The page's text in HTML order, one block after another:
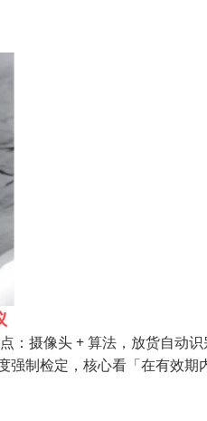
：摄像头 + 算法，放货自动
制检定，核心看「在有效期